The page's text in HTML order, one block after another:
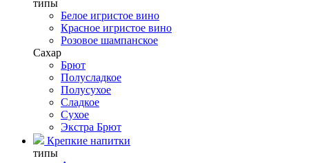
типы
Белое игристое вино
Красное игристое вино
Розовое шампанское
Сахар
Брют
Полусладкое
Полусухое
Сладкое
Сухое
Экстра Брют
Крепкие напитки
типы